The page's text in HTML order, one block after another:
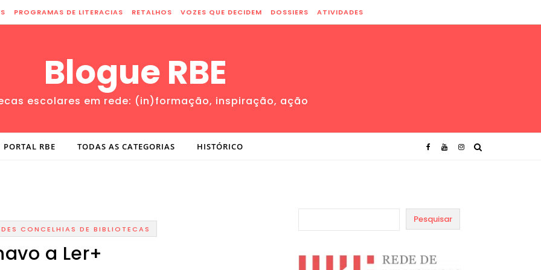
PROGRAMAS DE LITERACIAS RETALHOS VOZES QUE DECIDEM DOSSIERS ATIVIDADES
Blogue RBE
escolares em rede: (in)formação, inspiração, ação
PORTAL RBE TODAS AS CATEGORIAS HISTÓRICO
CONCELHIAS DE BIBLIOTECAS
a Ler+
Pesquisar